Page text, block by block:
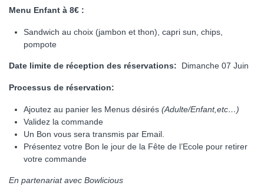
Menu Enfant à 8€ :
Sandwich au choix (jambon et thon), capri sun, chips,
pompote
Date limite de réception des réservations: Dimanche 07 Juin
Processus de réservation:
Ajoutez au panier les Menus désirés (Adulte/Enfant,etc…)
Validez la commande
Un Bon vous sera transmis par Email.
Présentez votre Bon le jour de la Fête de l’Ecole pour retirer
votre commande
En partenariat avec Bowlicious